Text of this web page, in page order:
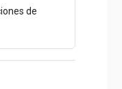
de